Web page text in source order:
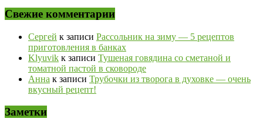
Свежие комментарии
Сергей к записи Рассольник на зиму — 5 рецептов
приготовления в банках
Klyuvik к записи Тушеная говядина со сметаной и
томатной пастой в сковороде
Анна к записи Трубочки из творога в духовке — очень
вкусный рецепт!
Заметки